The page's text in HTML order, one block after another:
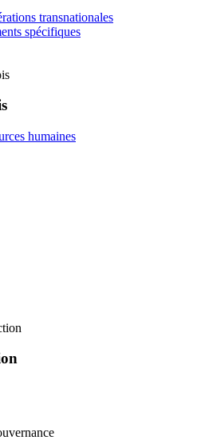
transnationales
spécifiques
humaines